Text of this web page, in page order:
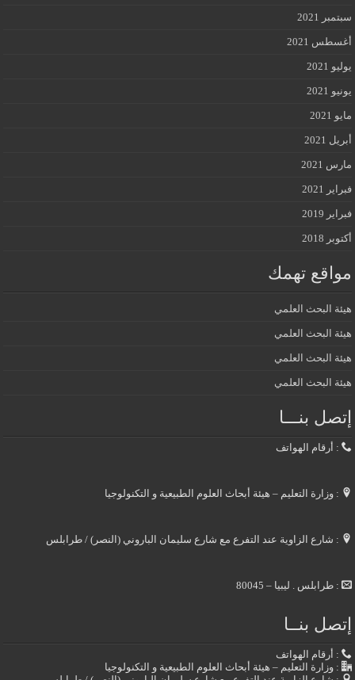
سبتمبر 2021
أغسطس 2021
يوليو 2021
يونيو 2021
مايو 2021
أبريل 2021
مارس 2021
فبراير 2021
فبراير 2019
أكتوبر 2018
مواقع تهمك
هيئة البحث العلمي
هيئة البحث العلمي
هيئة البحث العلمي
هيئة البحث العلمي
إتصل بنـــا
: أرقام الهواتف
: وزارة التعليم – هيئة أبحاث العلوم الطبيعية و التكنولوجيا
: شارع الزاوية عند التفرع مع شارع سليمان الباروني (النصر) / طرابلس
: طرابلس . ليبيا – 80045
إتصل بنــا
: أرقام الهواتف
: وزارة التعليم – هيئة أبحاث العلوم الطبيعية و التكنولوجيا